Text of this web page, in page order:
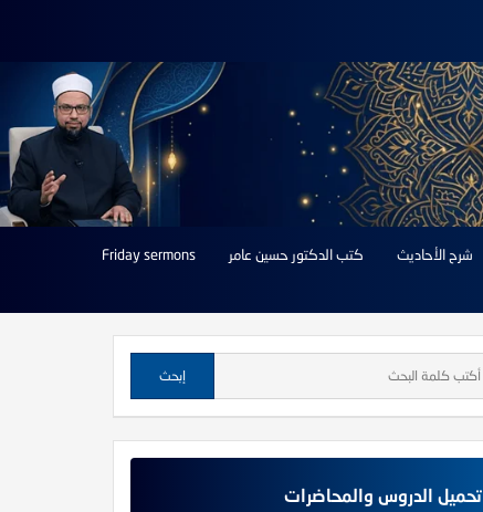
شرح الأحاديث كتب الدكتور حسين عامر
Friday sermons
تحميل الدروس والمحاضرات